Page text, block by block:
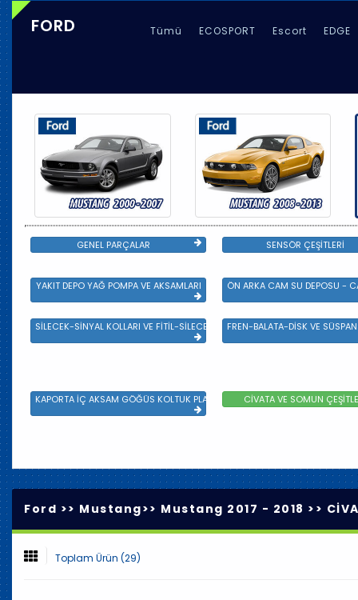
FORD Tümü ECOSPORT Escort EDGE
GENEL PARÇALAR SENSÖR ÇEŞİTLERİ
YAKIT DEPO YAĞ POMPA VE AKSAMLARI ÖN ARKA CAM SU DEPOSU -
SİLECEK-SİNYAL KOLLARI VE FİTİL-SİLECEK ÇEŞİTLERİFREN-BALATA-DİSK VE
KAPORTA İÇ AKSAM GÖĞÜS KOLTUK PLASTİK VE SAC AKSAM
CİVATA VE SOMUN
Ford >> Mustang>> Mustang 2017 - 2018 >>
Toplam Ürün (29)